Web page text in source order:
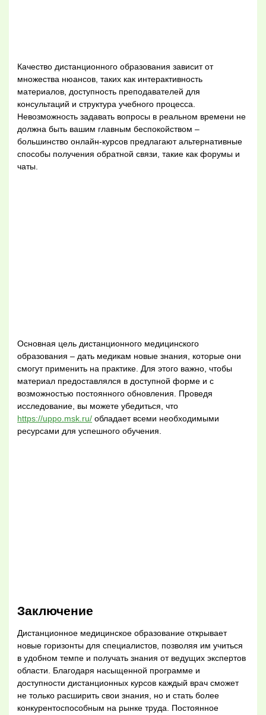
Качество дистанционного образования зависит от
множества нюансов, таких как интерактивность
материалов, доступность преподавателей для
консультаций и структура учебного процесса.
Невозможность задавать вопросы в реальном времени не
должна быть вашим главным беспокойством –
большинство онлайн-курсов предлагают альтернативные
способы получения обратной связи, такие как форумы и
чаты.
Основная цель дистанционного медицинского
образования – дать медикам новые знания, которые они
смогут применить на практике. Для этого важно, чтобы
материал предоставлялся в доступной форме и с
возможностью постоянного обновления. Проведя
исследование, вы можете убедиться, что
https://uppo.msk.ru/ обладает всеми необходимыми
ресурсами для успешного обучения.
Заключение
Дистанционное медицинское образование открывает
новые горизонты для специалистов, позволяя им учиться
в удобном темпе и получать знания от ведущих экспертов
области. Благодаря насыщенной программе и
доступности дистанционных курсов каждый врач сможет
не только расширить свои знания, но и стать более
конкурентоспособным на рынке труда. Постоянное